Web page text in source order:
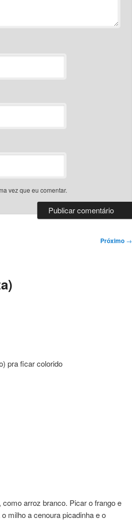
vez que eu comentar.
Próximo →
pra ficar colorido
arroz branco. Picar o frango e
milho a cenoura picadinha e o